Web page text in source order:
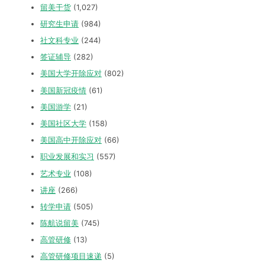
留美干货 (1,027)
研究生申请 (984)
社文科专业 (244)
签证辅导 (282)
美国大学开除应对 (802)
美国新冠疫情 (61)
美国游学 (21)
美国社区大学 (158)
美国高中开除应对 (66)
职业发展和实习 (557)
艺术专业 (108)
讲座 (266)
转学申请 (505)
陈航说留美 (745)
高管研修 (13)
高管研修项目速递 (5)